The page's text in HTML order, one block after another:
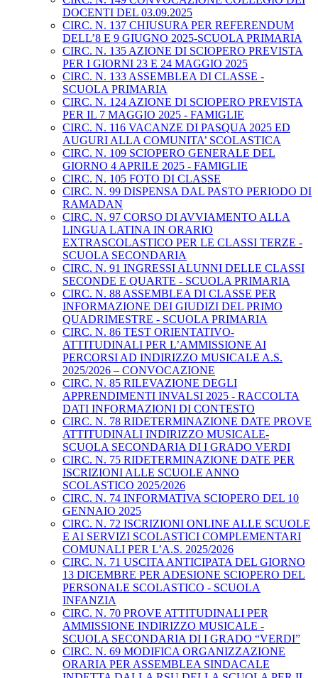
DOCENTI DEL 03.09.2025
CIRC. N. 137 CHIUSURA PER REFERENDUM
DELL’8 E 9 GIUGNO 2025-SCUOLA PRIMARIA
CIRC. N. 135 AZIONE DI SCIOPERO PREVISTA
PER I GIORNI 23 E 24 MAGGIO 2025
CIRC. N. 133 ASSEMBLEA DI CLASSE -
SCUOLA PRIMARIA
CIRC. N. 124 AZIONE DI SCIOPERO PREVISTA
PER IL 7 MAGGIO 2025 - FAMIGLIE
CIRC. N. 116 VACANZE DI PASQUA 2025 ED
AUGURI ALLA COMUNITA’ SCOLASTICA
CIRC. N. 109 SCIOPERO GENERALE DEL
GIORNO 4 APRILE 2025 - FAMIGLIE
CIRC. N. 105 FOTO DI CLASSE
CIRC. N. 99 DISPENSA DAL PASTO PERIODO DI
RAMADAN
CIRC. N. 97 CORSO DI AVVIAMENTO ALLA
LINGUA LATINA IN ORARIO
EXTRASCOLASTICO PER LE CLASSI TERZE -
SCUOLA SECONDARIA
CIRC. N. 91 INGRESSI ALUNNI DELLE CLASSI
SECONDE E QUARTE - SCUOLA PRIMARIA
CIRC. N. 88 ASSEMBLEA DI CLASSE PER
INFORMAZIONE DEI GIUDIZI DEL PRIMO
QUADRIMESTRE - SCUOLA PRIMARIA
CIRC. N. 86 TEST ORIENTATIVO-
ATTITUDINALI PER L’AMMISSIONE AI
PERCORSI AD INDIRIZZO MUSICALE A.S.
2025/2026 – CONVOCAZIONE
CIRC. N. 85 RILEVAZIONE DEGLI
APPRENDIMENTI INVALSI 2025 - RACCOLTA
DATI INFORMAZIONI DI CONTESTO
CIRC. N. 78 RIDETERMINAZIONE DATE PROVE
ATTITUDINALI INDIRIZZO MUSICALE-
SCUOLA SECONDARIA DI I GRADO VERDI
CIRC. N. 75 RIDETERMINAZIONE DATE PER
ISCRIZIONI ALLE SCUOLE ANNO
SCOLASTICO 2025/2026
CIRC. N. 74 INFORMATIVA SCIOPERO DEL 10
GENNAIO 2025
CIRC. N. 72 ISCRIZIONI ONLINE ALLE SCUOLE
E AI SERVIZI SCOLASTICI COMPLEMENTARI
COMUNALI PER L’A.S. 2025/2026
CIRC. N. 71 USCITA ANTICIPATA DEL GIORNO
13 DICEMBRE PER ADESIONE SCIOPERO DEL
PERSONALE SCOLASTICO - SCUOLA
INFANZIA
CIRC. N. 70 PROVE ATTITUDINALI PER
AMMISSIONE INDIRIZZO MUSICALE -
SCUOLA SECONDARIA DI I GRADO “VERDI”
CIRC. N. 69 MODIFICA ORGANIZZAZIONE
ORARIA PER ASSEMBLEA SINDACALE